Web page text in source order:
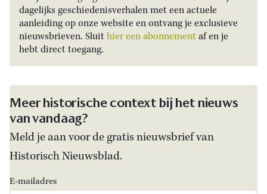
dagelijks geschiedenisverhalen met een actuele
aanleiding op onze website en ontvang je exclusieve
nieuwsbrieven. Sluithier een abonnementaf en je
hebt direct toegang.
Meer historische context bij het nieuws
van vandaag?
Meld je aan voor de gratis nieuwsbrief van
Historisch Nieuwsblad.
E-mailadres